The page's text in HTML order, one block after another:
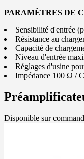
PARAMÈTRES DE
Sensibilité d'entrée
Résistance au
Capacité de
Niveau d'entrée
Réglages d'usine
Impédance 100 Ω /
Disponible sur